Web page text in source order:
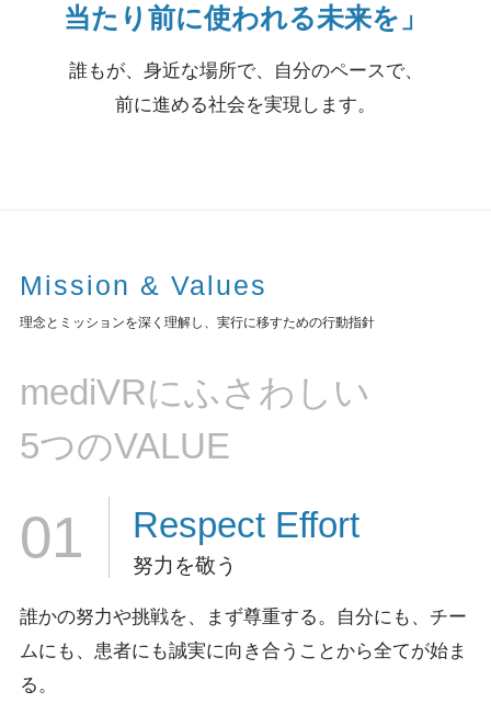
当たり前に使われる未来を」
誰もが、身近な場所で、自分のペースで、
前に進める社会を実現します。
Mission & Values
理念とミッションを深く理解し、実行に移すための行動指針
mediVRにふさわしい
5つのVALUE
01 Respect Effort
努力を敬う
誰かの努力や挑戦を、まず尊重する。
自分にも、チー
ムにも、患者にも誠実に向き合うことから全てが始ま
る。